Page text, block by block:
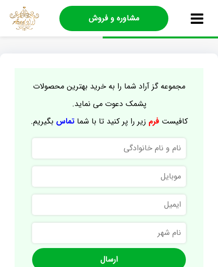
مشاوره و فروش
مجموعه گز آراد شما را به خرید بهترین محصولات
پشمک دعوت می نماید.
کافیستفرم زیر را پر کنید تا با شماتماس بگیریم.
نام
و
نام
خانوادگی
موبایل
ایمیل
نام
شهر